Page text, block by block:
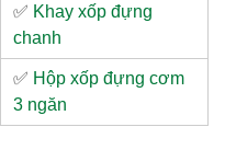
✅ Khay xốp đựng
chanh
✅ Hộp xốp đựng cơm
3 ngăn